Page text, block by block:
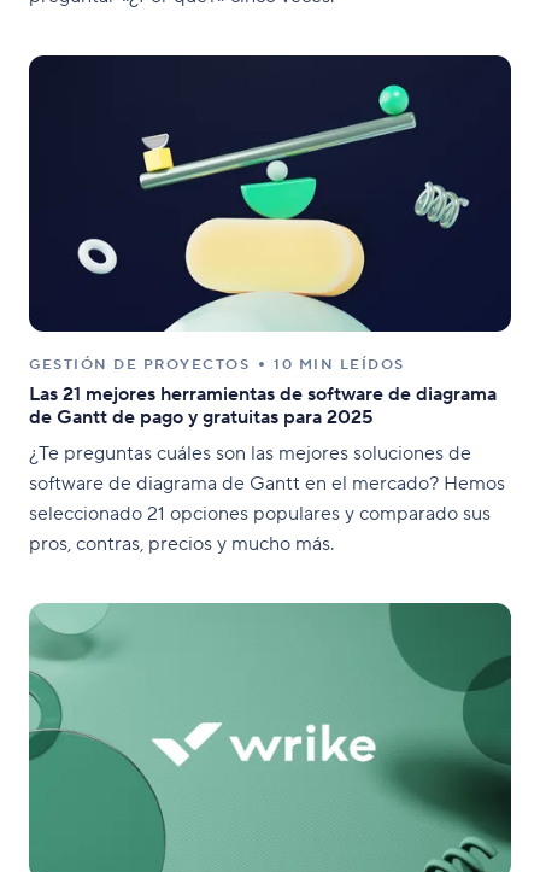
GESTIÓN DE PROYECTOS 10 MIN LEÍDOS
Las 21 mejores herramientas de software de diagrama
de Gantt de pago y gratuitas para 2025
¿Te preguntas cuáles son las mejores soluciones de
software de diagrama de Gantt en el mercado? Hemos
seleccionado 21 opciones populares y comparado sus
pros, contras, precios y mucho más.